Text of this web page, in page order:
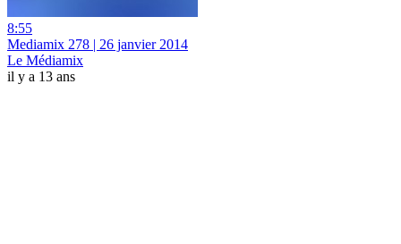
8:55
Mediamix 278 | 26 janvier 2014
Le Médiamix
il y a 13 ans